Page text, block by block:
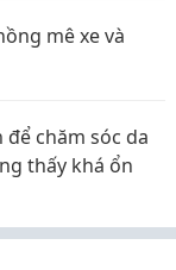
mê xe và
chăm sóc da
thấy khá ổn